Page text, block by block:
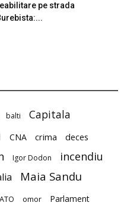
pe strada
balti Capitala
CNA crima deces
Igor Dodon incendiu
Maia Sandu
omor Parlament